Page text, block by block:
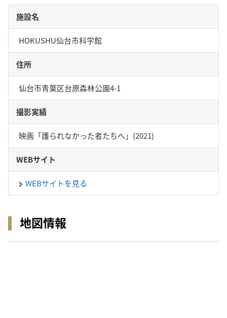
施設名
HOKUSHU仙台市科学館
住所
仙台市青葉区台原森林公園4-1
撮影実績
映画「護られなかった者たちへ」(2021)
WEBサイト
WEBサイトを見る
地図情報